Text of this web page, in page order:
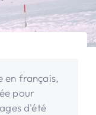
en français,
pour
d'été